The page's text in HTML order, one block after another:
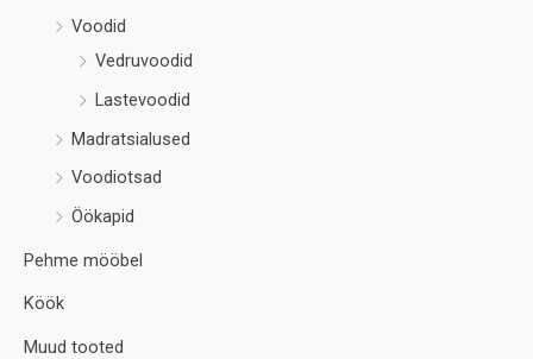
Voodid
Vedruvoodid
Lastevoodid
Madratsialused
Voodiotsad
Öökapid
Pehme mööbel
Köök
Muud tooted